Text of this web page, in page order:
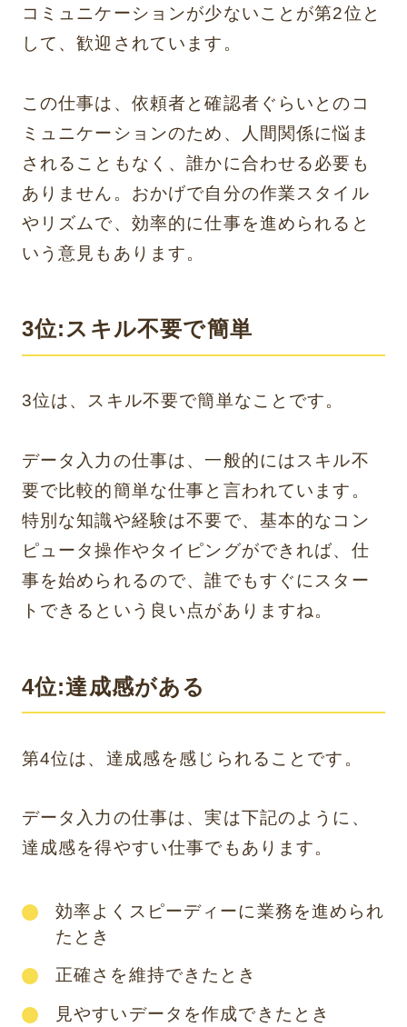
コミュニケーションが少ないことが第2位と
して、歓迎されています。
この仕事は、依頼者と確認者ぐらいとのコ
ミュニケーションのため、人間関係に悩ま
されることもなく、誰かに合わせる必要も
ありません。おかげで自分の作業スタイル
やリズムで、効率的に仕事を進められると
いう意見もあります。
3位:スキル不要で簡単
3位は、スキル不要で簡単なことです。
データ入力の仕事は、一般的にはスキル不
要で比較的簡単な仕事と言われています。
特別な知識や経験は不要で、基本的なコン
ピュータ操作やタイピングができれば、仕
事を始められるので、誰でもすぐにスター
トできるという良い点がありますね。
4位:達成感がある
第4位は、達成感を感じられることです。
データ入力の仕事は、実は下記のように、
達成感を得やすい仕事でもあります。
効率よくスピーディーに業務を進められ
たとき
正確さを維持できたとき
見やすいデータを作成できたとき